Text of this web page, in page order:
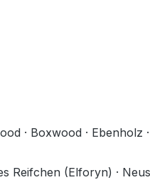
· Boxwood · Ebenholz
Reifchen (Elforyn) ·